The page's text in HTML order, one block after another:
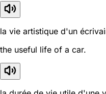
la vie artistique d'un
the useful life of a car.